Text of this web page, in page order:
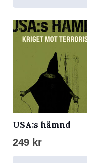
USA:s hämnd
249 kr